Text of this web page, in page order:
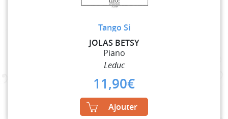
Tango Si
JOLAS BETSY
Piano
Leduc
11,90€
Ajouter